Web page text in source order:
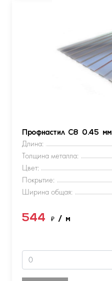
Профнастил С8 0.45 мм
Длина:
Толщина металла:
Цвет:
Покрытие:
Ширина общая:
544 ₽ / м